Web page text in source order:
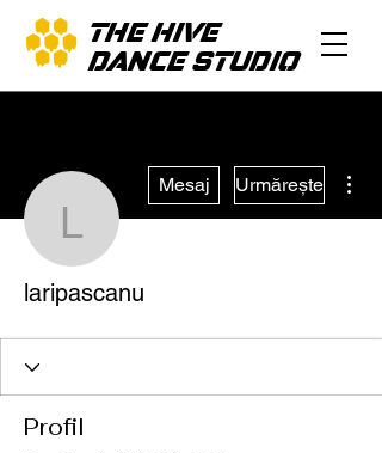
THE HIVE
DANCE STUDIO
laripascanu
Mesaj Urmărește
laripascanu
Profil